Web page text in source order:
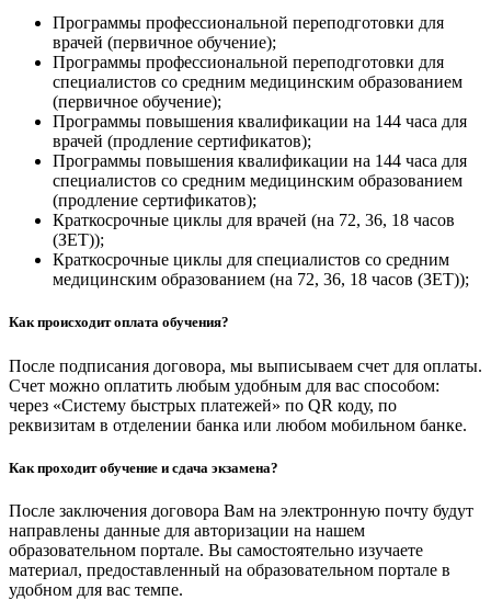
Программы профессиональной переподготовки для
врачей (первичное обучение);
Программы профессиональной переподготовки для
специалистов со средним медицинским образованием
(первичное обучение);
Программы повышения квалификации на 144 часа для
врачей (продление сертификатов);
Программы повышения квалификации на 144 часа для
специалистов со средним медицинским образованием
(продление сертификатов);
Краткосрочные циклы для врачей (на 72, 36, 18 часов
(ЗЕТ));
Краткосрочные циклы для специалистов со средним
медицинским образованием (на 72, 36, 18 часов (ЗЕТ));
Как происходит оплата обучения?
После подписания договора, мы выписываем счет для оплаты.
Счет можно оплатить любым удобным для вас способом:
через «Систему быстрых платежей» по QR коду, по
реквизитам в отделении банка или любом мобильном банке.
Как проходит обучение и сдача экзамена?
После заключения договора Вам на электронную почту будут
направлены данные для авторизации на нашем
образовательном портале. Вы самостоятельно изучаете
материал, предоставленный на образовательном портале в
удобном для вас темпе.